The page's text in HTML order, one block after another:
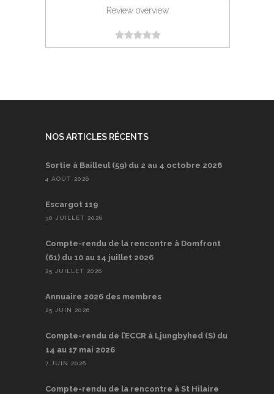
Review overview
NOS ARTICLES RÉCENTS
Sortie à Bailleul (59) du 2 au 4 octobre 2026
4 AOÛT 2026
Escargot 119
30 JUILLET 2026
Compte-rendu de la rencontre à Domfront
(61) du 10 au 14 juillet 2026
25 JUILLET 2026
Annuaire 2026 des membres
25 JUIN 2026
Compte-rendu de l’ECCR à Ljungbyhed (S) du
14 au 17 mai 2026
7 JUIN 2026
Compte-rendu de la rencontre à St Hilaire